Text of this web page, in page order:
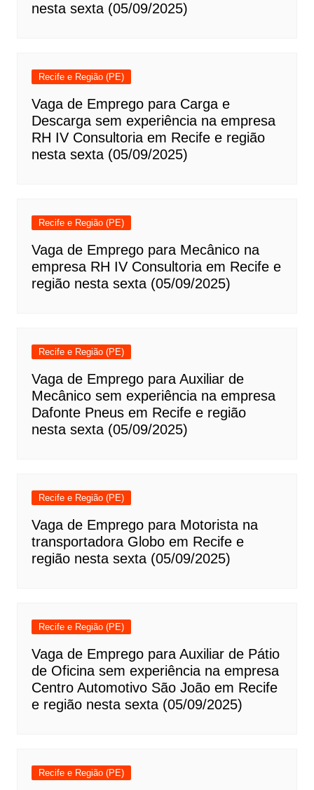
nesta sexta (05/09/2025)
Recife e Região (PE)
Vaga de Emprego para Carga e
Descarga sem experiência na empresa
RH IV Consultoria em Recife e região
nesta sexta (05/09/2025)
Recife e Região (PE)
Vaga de Emprego para Mecânico na
empresa RH IV Consultoria em Recife e
região nesta sexta (05/09/2025)
Recife e Região (PE)
Vaga de Emprego para Auxiliar de
Mecânico sem experiência na empresa
Dafonte Pneus em Recife e região
nesta sexta (05/09/2025)
Recife e Região (PE)
Vaga de Emprego para Motorista na
transportadora Globo em Recife e
região nesta sexta (05/09/2025)
Recife e Região (PE)
Vaga de Emprego para Auxiliar de Pátio
de Oficina sem experiência na empresa
Centro Automotivo São João em Recife
e região nesta sexta (05/09/2025)
Recife e Região (PE)